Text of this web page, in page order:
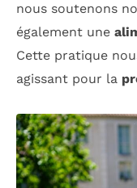
nous soutenons
également une
Cette pratique
agissant pour la